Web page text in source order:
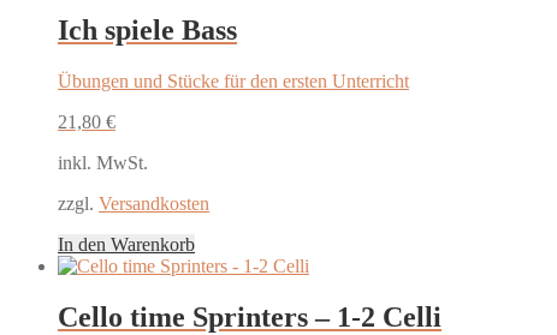
Ich spiele Bass
Übungen und Stücke für den ersten Unterricht
21,80 €
inkl. MwSt.
zzgl. Versandkosten
In den Warenkorb
Cello time Sprinters – 1-2 Celli